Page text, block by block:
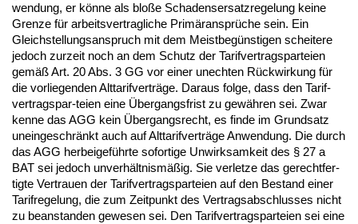
wen­dung, er könne als bloße Scha­dens­er­satz­re­ge­lung kei­ne
Gren­ze für ar­beits­ver­trag­li­che Primäransprüche sein. Ein
Gleich­stel­lungs­an­spruch mit dem Meist­begüns­ti­gen schei­te­re
je­doch zur­zeit noch an dem Schutz der Ta­rif­ver­trags­par­tei­en
gemäß Art. 20 Abs. 3 GG vor ei­ner un­ech­ten Rück­wir­kung für
die vor­lie­gen­den Alt­ta­rif­verträge. Dar­aus fol­ge, dass den Ta­rif­
ver­trags­par-tei­en ei­ne Über­g­angs­frist zu gewähren sei. Zwar
ken­ne das AGG kein Über­g­angs­recht, es fin­de im Grund­satz
un­ein­ge­schränkt auch auf Alt­ta­rif­verträge An­wen­dung. Die durch
das AGG her­bei­geführ­te so­for­ti­ge Un­wirk­sam­keit des § 27 a
BAT sei je­doch un­verhält­nismäßig. Sie ver­let­ze das ge­recht­fer­
tig­te Ver­trau­en der Ta­rif­ver­trags­par­tei­en auf den Be­stand ei­ner
Ta­rif­re­ge­lung, die zum Zeit­punkt des Ver­trags­ab­schlus­ses nicht
zu be­an­stan­den ge­we­sen sei. Den Ta­rif­ver­trags­par­tei­en sei ei­ne